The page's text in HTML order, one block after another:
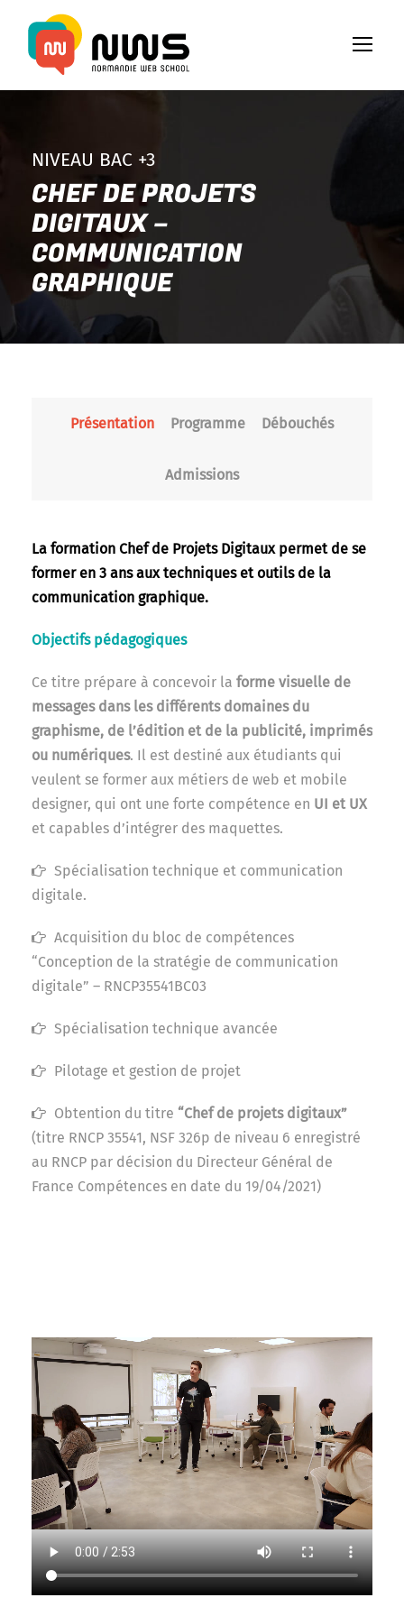
NIVEAU BAC +3
CHEF DE PROJETS
DIGITAUX –
COMMUNICATION
GRAPHIQUE
Présentation Programme Débouchés
Admissions
La formation Chef de Projets Digitaux permet de se
former en 3 ans aux techniques et outils de la
communication graphique.
Objectifs pédagogiques
Ce titre prépare à concevoir la forme visuelle de
messages dans les différents domaines du
graphisme, de l’édition et de la publicité, imprimés
ou numériques. Il est destiné aux étudiants qui
veulent se former aux métiers de web et mobile
designer, qui ont une forte compétence en UI et UX
et capables d’intégrer des maquettes.
Spécialisation technique et communication
digitale.
Acquisition du bloc de compétences
“Conception de la stratégie de communication
digitale” – RNCP35541BC03
Spécialisation technique avancée
Pilotage et gestion de projet
Obtention du titre “Chef de projets digitaux”
(titre RNCP 35541, NSF 326p de niveau 6 enregistré
au RNCP par décision du Directeur Général de
France Compétences en date du 19/04/2021)